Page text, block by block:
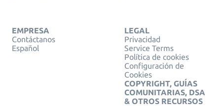
EMPRESA
Contáctanos
Español
LEGAL
Privacidad
Service Terms
Política de cookies
Configuración de
Cookies
COPYRIGHT, GUÍAS
COMUNITARIAS, DSA
& OTROS RECURSOS